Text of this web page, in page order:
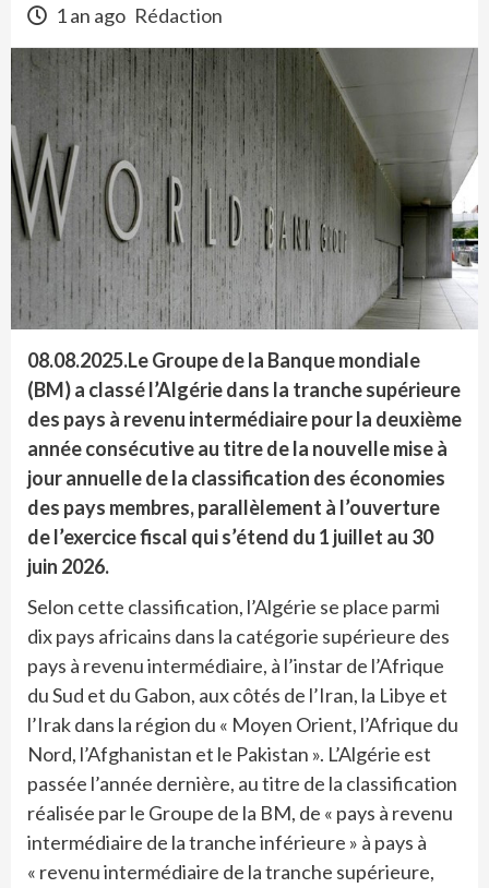
1 an ago Rédaction
08.08.2025.Le Groupe de la Banque mondiale
(BM) a classé l’Algérie dans la tranche supérieure
des pays à revenu intermédiaire pour la deuxième
année consécutive au titre de la nouvelle mise à
jour annuelle de la classification des économies
des pays membres, parallèlement à l’ouverture
de l’exercice fiscal qui s’étend du 1 juillet au 30
juin 2026.
Selon cette classification, l’Algérie se place parmi
dix pays africains dans la catégorie supérieure des
pays à revenu intermédiaire, à l’instar de l’Afrique
du Sud et du Gabon, aux côtés de l’Iran, la Libye et
l’Irak dans la région du « Moyen Orient, l’Afrique du
Nord, l’Afghanistan et le Pakistan ». L’Algérie est
passée l’année dernière, au titre de la classification
réalisée par le Groupe de la BM, de « pays à revenu
intermédiaire de la tranche inférieure » à pays à
« revenu intermédiaire de la tranche supérieure,